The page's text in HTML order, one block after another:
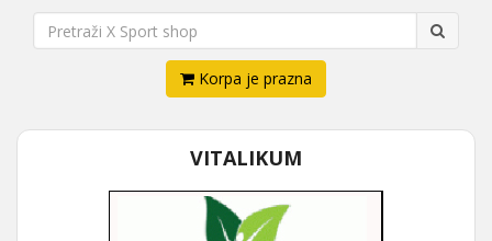
Korpa je prazna
VITALIKUM